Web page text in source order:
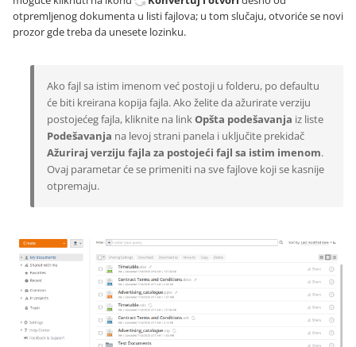
otpremljenog dokumenta u listi fajlova; u tom slučaju, otvoriće se novi
prozor gde treba da unesete lozinku.
Ako fajl sa istim imenom već postoji u folderu, po defaultu
će biti kreirana kopija fajla. Ako želite da ažurirate verziju
postojećeg fajla, kliknite na link Opšta podešavanja iz liste
Podešavanja na levoj strani panela i uključite prekidač
Ažuriraj verziju fajla za postojeći fajl sa istim imenom.
Ovaj parametar će se primeniti na sve fajlove koji se kasnije
otpremaju.